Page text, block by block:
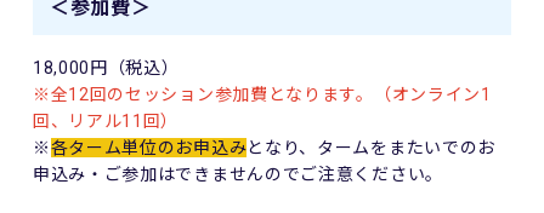
＜参加費＞
18,000円（税込）
※全12回のセッション参加費となります。（オンライン1
回、リアル11回）
※各ターム単位のお申込みとなり、タームをまたいでのお
申込み・ご参加はできませんのでご注意ください。